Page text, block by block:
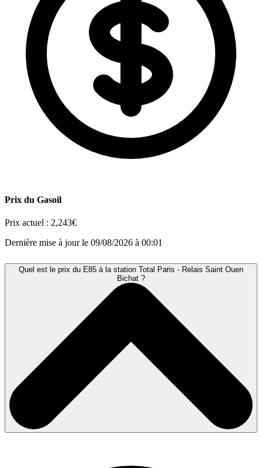
Prix du Gasoil
Prix actuel : 2,243€
Dernière mise à jour le 09/08/2026 à 00:01
Quel est le prix du E85 à la station Total Paris - Relais Saint Ouen
Bichat ?